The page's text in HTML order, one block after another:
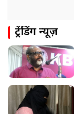
ट्रेंडिंग न्यूज़